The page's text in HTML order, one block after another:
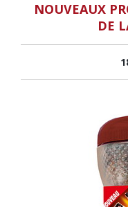
NOUVEAUX
DE